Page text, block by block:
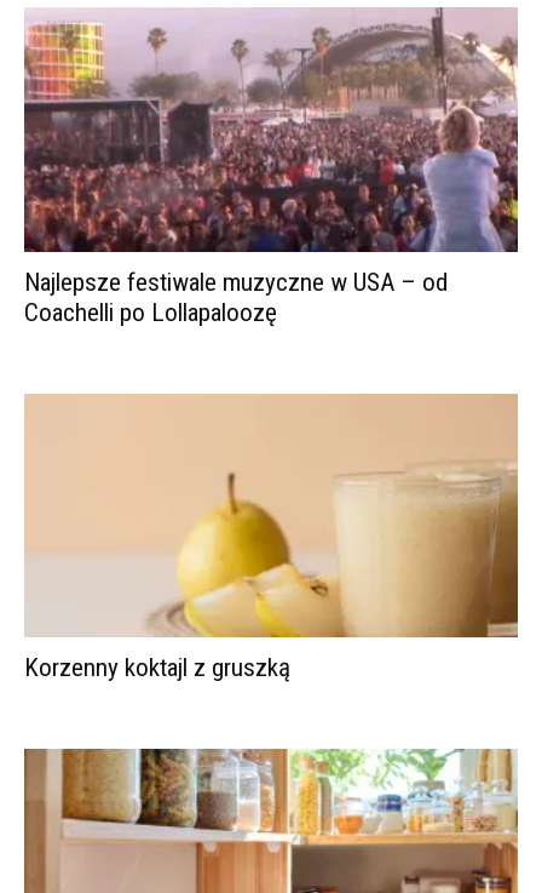
Najlepsze festiwale muzyczne w USA – od
Coachelli po Lollapaloozę
Korzenny koktajl z gruszką